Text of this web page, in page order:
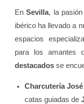
EnSevilla, la
ibérico ha llevado a
espacios
para los amantes
destacados se
Charcutería
catas guiadas de